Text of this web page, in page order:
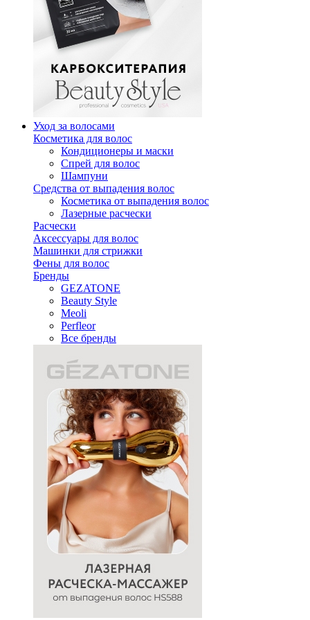
Уход за волосами
Косметика для волос
Кондиционеры и маски
Спрей для волос
Шампуни
Средства от выпадения волос
Косметика от выпадения волос
Лазерные расчески
Расчески
Аксессуары для волос
Машинки для стрижки
Фены для волос
Бренды
GEZATONE
Beauty Style
Meoli
Perfleor
Все бренды